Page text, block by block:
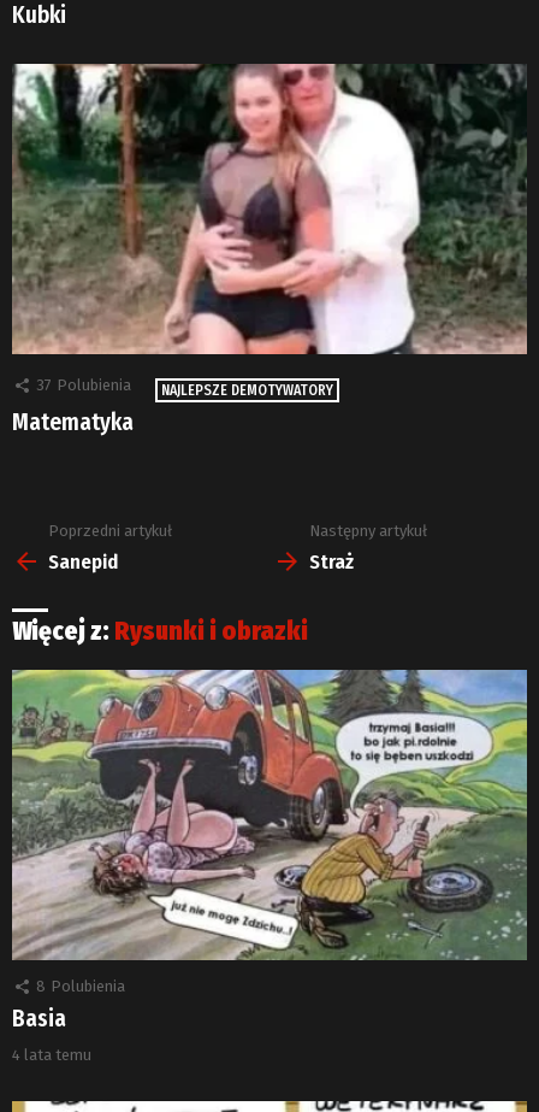
Kubki
37 Polubienia NAJLEPSZE DEMOTYWATORY
Matematyka
Zobacz
więcej
Poprzedni artykuł
Sanepid
Następny artykuł
Straż
Więcej z: Rysunki i obrazki
8 Polubienia
Basia
4 lata temu